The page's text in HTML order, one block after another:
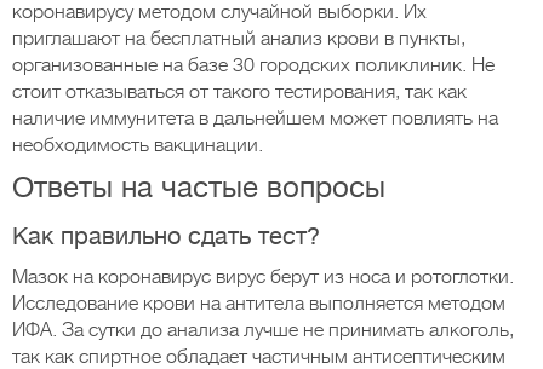
коронавирусу методом случайной выборки. Их
приглашают на бесплатный анализ крови в пункты,
организованные на базе 30 городских поликлиник. Не
стоит отказываться от такого тестирования, так как
наличие иммунитета в дальнейшем может повлиять на
необходимость вакцинации.
Ответы на частые вопросы
Как правильно сдать тест?
Мазок на коронавирус вирус берут из носа и ротоглотки.
Исследование крови на антитела выполняется методом
ИФА. За сутки до анализа лучше не принимать алкоголь,
так как спиртное обладает частичным антисептическим